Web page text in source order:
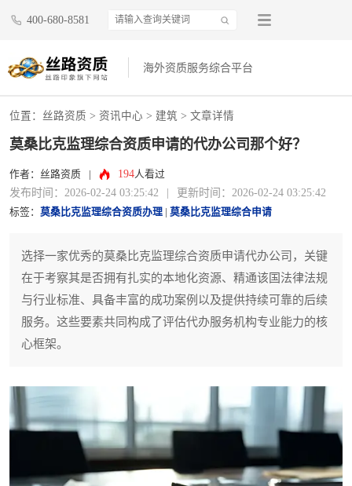
400-680-8581
海外资质服务综合平台
位置： 丝路资质 > 资讯中心 > 建筑 > 文章详情
莫桑比克监理综合资质申请的代办公司那个好？
作者：丝路资质 194人看过
发布时间：2026-02-24 03:25:42 更新时间：2026-02-24 03:25:42
标签： 莫桑比克监理综合资质办理 莫桑比克监理综合申请
选择一家优秀的莫桑比克监理综合资质申请代办公司，关键
在于考察其是否拥有扎实的本地化资源、精通该国法律法规
与行业标准、具备丰富的成功案例以及提供持续可靠的后续
服务。这些要素共同构成了评估代办服务机构专业能力的核
心框架。